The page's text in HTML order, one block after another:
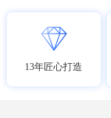
13年匠心打造